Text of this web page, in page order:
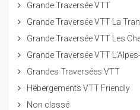
Grande Traversée VTT
Grande Traversée VTT La
Grande Traversée VTT Les
Grande Traversée VTT
Grandes Traversées VTT
Hébergements VTT Friendly
Non classé